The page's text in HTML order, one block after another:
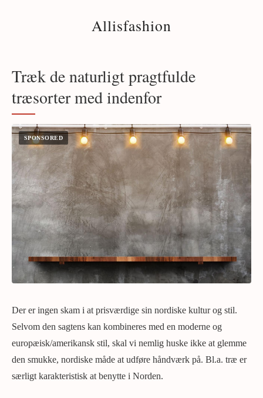
Allisfashion
Træk de naturligt pragtfulde
træsorter med indenfor
Der er ingen skam i at prisværdige sin nordiske kultur og stil.
Selvom den sagtens kan kombineres med en moderne og
europæisk/amerikansk stil, skal vi nemlig huske ikke at glemme
den smukke, nordiske måde at udføre håndværk på. Bl.a. træ er
særligt karakteristisk at benytte i Norden.